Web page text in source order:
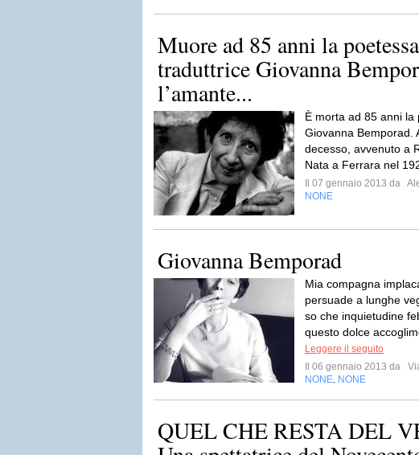
Muore ad 85 anni la
traduttrice Giovanna
l’amante...
È morta ad 85 anni
Giovanna Bemporad.
decesso, avvenuto a
Nata a Ferrara nel
Il 07 gennaio 2013 da
NONE
Giovanna Bemporad
Mia compagna
persuade a lunghe
so che inquietudine
questo dolce
Leggere il seguito
Il 06 gennaio 2013 da
NONE NONE
QUEL CHE RESTA DEL